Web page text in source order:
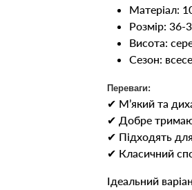
Матеріал:
Розмір: 36-
Висота:
Сезон:
Переваги:
✔ М’який та
✔ Добре
✔ Підходять
✔ Класичний
Ідеальний